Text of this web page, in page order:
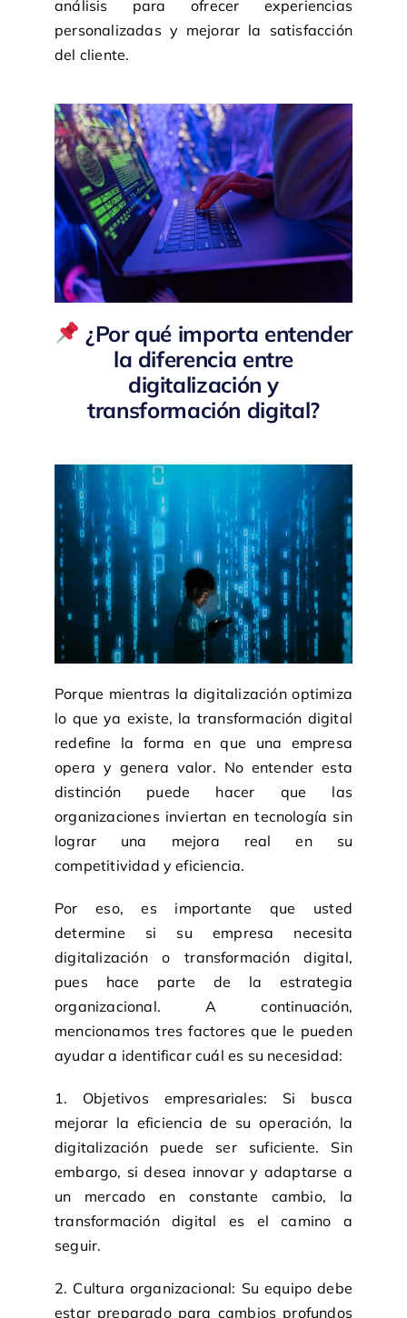
análisis para ofrecer experiencias
personalizadas y mejorar la satisfacción
del cliente.
¿Por qué importa entender
la diferencia entre
digitalización y
transformación digital?
Porque mientras la digitalización optimiza
lo que ya existe, la transformación digital
redefine la forma en que una empresa
opera y genera valor. No entender esta
distinción puede hacer que las
organizaciones inviertan en tecnología sin
lograr una mejora real en su
competitividad y eficiencia.
Por eso, es importante que usted
determine si su empresa necesita
digitalización o transformación digital,
pues hace parte de la estrategia
organizacional. A continuación,
mencionamos tres factores que le pueden
ayudar a identificar cuál es su necesidad:
1. Objetivos empresariales: Si busca
mejorar la eficiencia de su operación, la
digitalización puede ser suficiente. Sin
embargo, si desea innovar y adaptarse a
un mercado en constante cambio, la
transformación digital es el camino a
seguir.
2. Cultura organizacional: Su equipo debe
estar preparado para cambios profundos